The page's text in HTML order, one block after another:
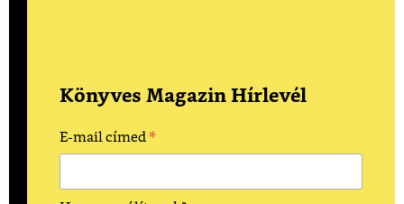
Könyves Magazin Hírlevél
E-mail címed*